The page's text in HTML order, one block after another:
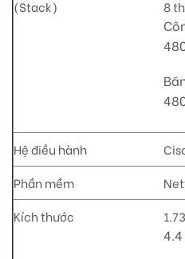
(Stack) 8
Hệ điều hành
Phần mềm
Kích thước